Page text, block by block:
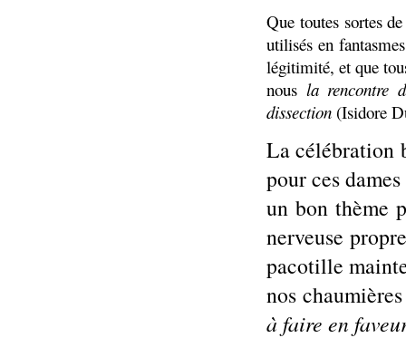
Que toutes sortes
utilisés en
légitimité, et que
nous la rencontre
dissection (Isidore
La célébration
pour ces
un bon thème
nerveuse
pacotille
nos
à faire en